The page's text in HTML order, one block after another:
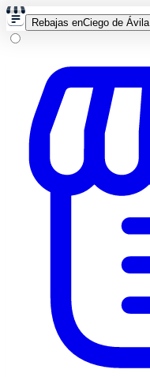
Rebajas enCiego de Ávila